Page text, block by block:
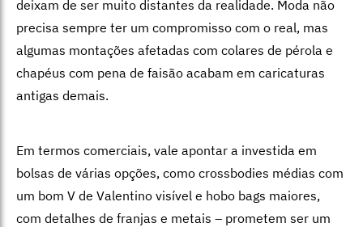
deixam de ser muito distantes da realidade. Moda não
precisa sempre ter um compromisso com o real, mas
algumas montações afetadas com colares de pérola e
chapéus com pena de faisão acabam em caricaturas
antigas demais.
Em termos comerciais, vale apontar a investida em
bolsas de várias opções, como crossbodies médias com
um bom V de Valentino visível e hobo bags maiores,
com detalhes de franjas e metais – prometem ser um